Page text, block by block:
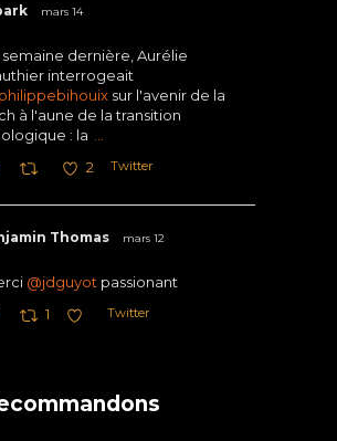
mars 14
semaine dernière, Aurélie
interrogeait
sur l'avenir de la
à l'aune de la transition
: la
2 Twitter
Thomas mars 12
@jdguyot passionant
1 Twitter